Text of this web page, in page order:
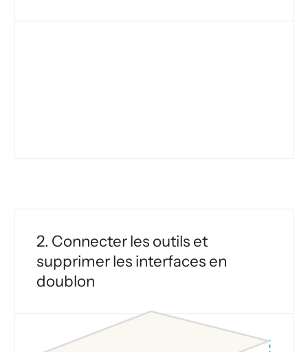
2. Connecter les outils et
supprimer les interfaces en
doublon